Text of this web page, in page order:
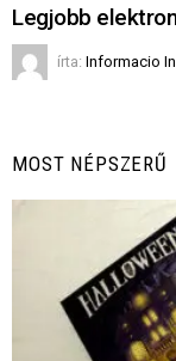
Legjobb
írta: Informacio
MOST NÉPSZERŰ